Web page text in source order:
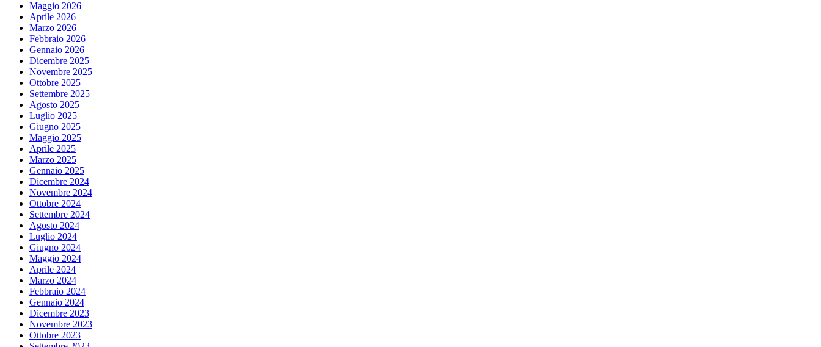
Maggio 2026
Aprile 2026
Marzo 2026
Febbraio 2026
Gennaio 2026
Dicembre 2025
Novembre 2025
Ottobre 2025
Settembre 2025
Agosto 2025
Luglio 2025
Giugno 2025
Maggio 2025
Aprile 2025
Marzo 2025
Gennaio 2025
Dicembre 2024
Novembre 2024
Ottobre 2024
Settembre 2024
Agosto 2024
Luglio 2024
Giugno 2024
Maggio 2024
Aprile 2024
Marzo 2024
Febbraio 2024
Gennaio 2024
Dicembre 2023
Novembre 2023
Ottobre 2023